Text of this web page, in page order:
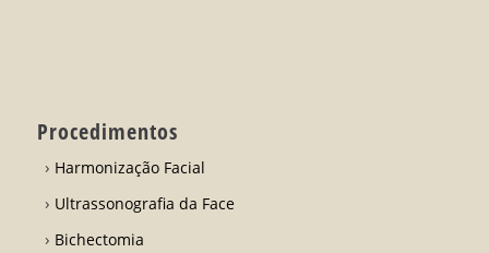
Procedimentos
Harmonização Facial
Ultrassonografia da Face
Bichectomia